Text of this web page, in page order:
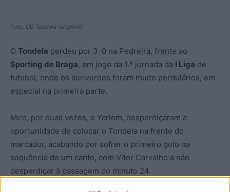
Foto: CD Tondela (arquivo)
O Tondela perdeu por 3-0 na Pedreira, frente ao
Sporting de Braga, em jogo da 1.ª jornada da I Liga de
futebol, onde os auriverdes foram muito perdulários, em
especial na primeira parte.
Miro, por duas vezes, e Yarlem, desperdiçaram a
oportunidade de colocar o Tondela na frente do
marcador, acabando por sofrer o primeiro golo na
sequência de um canto, com Vítor Carvalho a não
desperdiçar à passagem do minuto 24.